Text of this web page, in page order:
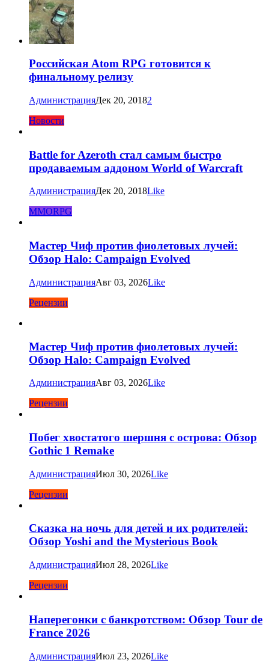
Российская Atom RPG готовится к
финальному релизу
АдминистрацияДек 20, 20182
Новости
Battle for Azeroth стал самым быстро
продаваемым аддоном World of Warcraft
АдминистрацияДек 20, 2018Like
MMORPG
Мастер Чиф против фиолетовых лучей:
Обзор Halo: Campaign Evolved
АдминистрацияАвг 03, 2026Like
Рецензии
Мастер Чиф против фиолетовых лучей:
Обзор Halo: Campaign Evolved
АдминистрацияАвг 03, 2026Like
Рецензии
Побег хвостатого шершня с острова: Обзор
Gothic 1 Remake
АдминистрацияИюл 30, 2026Like
Рецензии
Сказка на ночь для детей и их родителей:
Обзор Yoshi and the Mysterious Book
АдминистрацияИюл 28, 2026Like
Рецензии
Наперегонки с банкротством: Обзор Tour de
France 2026
АдминистрацияИюл 23, 2026Like